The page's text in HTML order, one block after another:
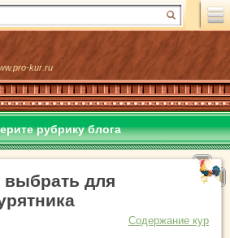
kur.ru
рубрику блога
для
Содержание кур